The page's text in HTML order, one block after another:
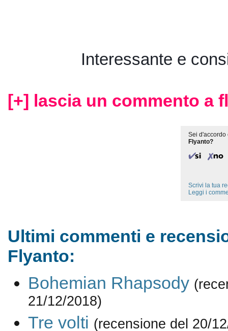
Interessante e
[+] lascia un commento a
Sei d'accordo
Flyanto?
Scrivi la tua
Leggi i
Ultimi commenti e
Flyanto:
Bohemian Rhapsody
21/12/2018)
Tre volti (recensione del 20/